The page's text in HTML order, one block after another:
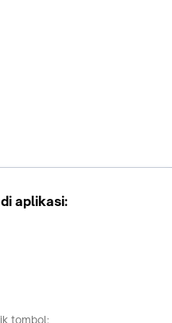
aplikasi:
tombol: